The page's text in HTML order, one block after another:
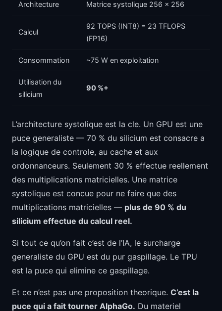
Architecture Matrice systolique 256 x 256
Calcul
92 TOPS (INT8) = 23 TFLOPS
(FP16)
Consommation ~75 W en exploitation
Utilisation du
silicium
90 %+
L’architecture systolique est la cle. Un GPU est une
puce generaliste — 70 % du silicium est consacre a
la logique de controle, au cache et aux
ordonnanceurs. Seulement 30 % effectue reellement
des multiplications matricielles. Une matrice
systolique est concue pour ne faire que des
multiplications matricielles — plus de 90 % du
silicium effectue du calcul reel.
Si tout ce qu’on fait c’est de l’IA, le surcharge
generaliste du GPU est du pur gaspillage. Le TPU
est la puce qui elimine ce gaspillage.
Et ce n’est pas une proposition theorique. C’est la
puce qui a fait tourner AlphaGo. Du materiel